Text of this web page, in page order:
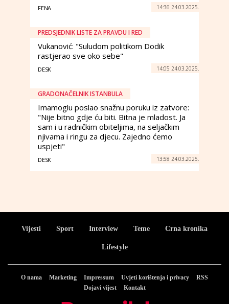
FENA 14:36 24.03.2025.
PREDSJEDNIK LISTE ZA PRAVDU I RED
Vukanović: "Suludom politikom Dodik
rastjerao sve oko sebe"
DESK 14:05 24.03.2025.
GRADONAČELNIK ISTANBULA
Imamoglu poslao snažnu poruku iz zatvore:
"Nije bitno gdje ću biti. Bitna je mladost. Ja
sam i u radničkim obiteljima, na seljačkim
njivama i ringu za djecu. Zajedno ćemo
uspjeti"
DESK 13:58 24.03.2025.
Vijesti Sport Interview Teme Crna kronika
Lifestyle
O nama Marketing Impressum Uvjeti korištenja i privacy
RSS
Dojavi vijest
Kontakt